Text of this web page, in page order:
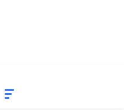
BISNIS